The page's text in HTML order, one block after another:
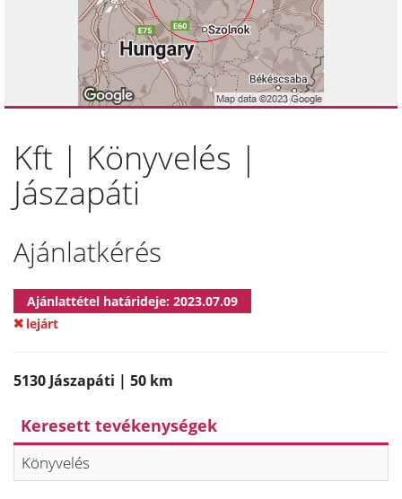
Képzésnaptár
Kft | Könyvelés |
Jászapáti
Ajánlatkérés
Ajánlattétel határideje: 2023.07.09
lejárt
5130 Jászapáti | 50 km
Keresett tevékenységek
Könyvelés